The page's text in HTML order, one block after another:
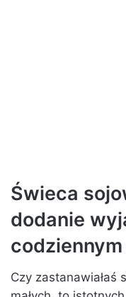
Świeca
dodanie
Czy zastanawiałaś